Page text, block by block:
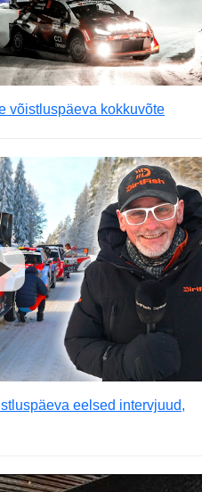
võistluspäeva kokkuvõte
eelsed intervjuud,